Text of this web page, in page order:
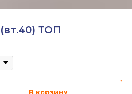
ТОП
В корзину